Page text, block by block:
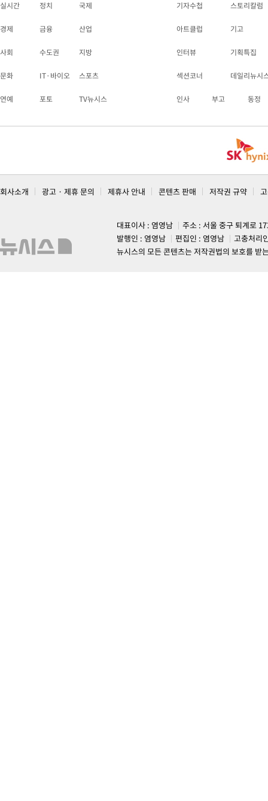
실시간 정치 국제
경제 금융 산업
사회 수도권 지방
문화 IT·바이오 스포츠
연예 포토 TV뉴시스
기자수첩 스토리칼럼
아트클럽 기고
인터뷰 기획특집
섹션코너 데일리뉴시
인사 부고 동정
회사소개 광고 · 제휴 문의 제휴사 안내 콘텐츠 판매 저작권 규약
대표이사 : 염영남
주소 : 서울 중구 퇴계로
발행인 : 염영남
편집인 : 염영남
고충처리
뉴시스의 모든 콘텐츠는 저작권법의 보호를